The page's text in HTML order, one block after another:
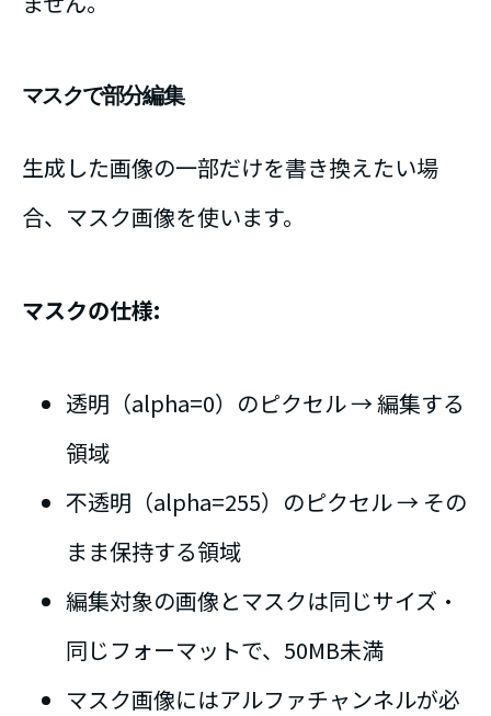
マスクで部分編集
生成した画像の一部だけを書き換えたい場
合、マスク画像を使います。
マスクの仕様:
透明（alpha=0）のピクセル → 編集する
領域
不透明（alpha=255）のピクセル → その
まま保持する領域
編集対象の画像とマスクは同じサイズ・
同じフォーマットで、50MB未満
マスク画像にはアルファチャンネルが必